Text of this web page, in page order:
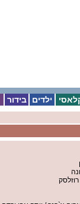
בידור ילדים
רוזלסק